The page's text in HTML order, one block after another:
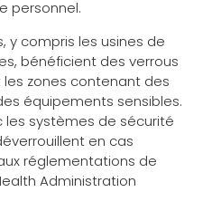
personnel.
y compris les usines de
bénéficient des verrous
zones contenant des
équipements sensibles.
systèmes de sécurité
en cas
réglementations de
Administration